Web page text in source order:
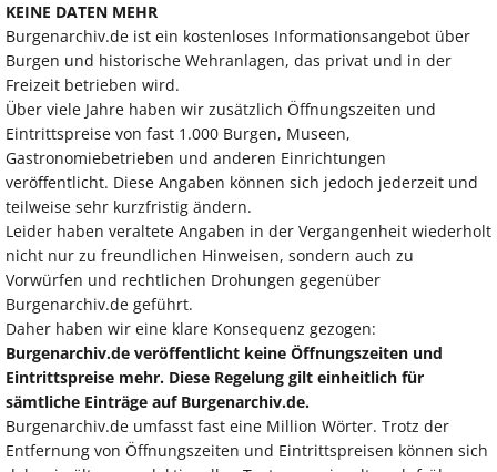
KEINE DATEN MEHR
Burgenarchiv.de ist ein kostenloses Informationsangebot über
Burgen und historische Wehranlagen, das privat und in der
Freizeit betrieben wird.
Über viele Jahre haben wir zusätzlich Öffnungszeiten und
Eintrittspreise von fast 1.000 Burgen, Museen,
Gastronomiebetrieben und anderen Einrichtungen
veröffentlicht. Diese Angaben können sich jedoch jederzeit und
teilweise sehr kurzfristig ändern.
Leider haben veraltete Angaben in der Vergangenheit wiederholt
nicht nur zu freundlichen Hinweisen, sondern auch zu
Vorwürfen und rechtlichen Drohungen gegenüber
Burgenarchiv.de geführt.
Daher haben wir eine klare Konsequenz gezogen:
Burgenarchiv.de veröffentlicht keine Öffnungszeiten und
Eintrittspreise mehr. Diese Regelung gilt einheitlich für
sämtliche Einträge auf Burgenarchiv.de.
Burgenarchiv.de umfasst fast eine Million Wörter. Trotz der
Entfernung von Öffnungszeiten und Eintrittspreisen können sich